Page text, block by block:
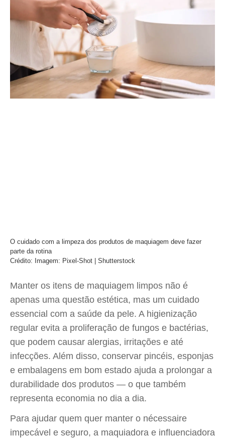
O cuidado com a limpeza dos produtos de maquiagem deve fazer
parte da rotina
Crédito: Imagem: Pixel-Shot | Shutterstock
Manter os itens de maquiagem limpos não é
apenas uma questão estética, mas um cuidado
essencial com a saúde da pele. A higienização
regular evita a proliferação de fungos e bactérias,
que podem causar alergias, irritações e até
infecções. Além disso, conservar pincéis, esponjas
e embalagens em bom estado ajuda a prolongar a
durabilidade dos produtos — o que também
representa economia no dia a dia.
Para ajudar quem quer manter o nécessaire
impecável e seguro, a maquiadora e influenciadora